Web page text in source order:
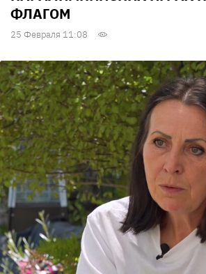
ФЛАГОМ
25 Февраля 11:08